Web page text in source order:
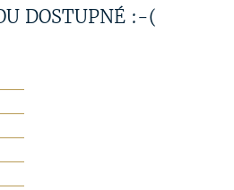
DOSTUPNÉ :-(